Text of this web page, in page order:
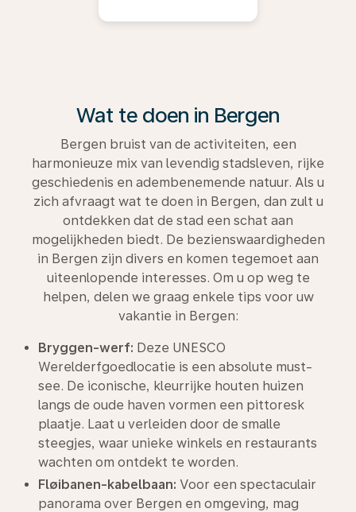
Wat te doen in Bergen
Bergen bruist van de activiteiten, een
harmonieuze mix van levendig stadsleven, rijke
geschiedenis en adembenemende natuur. Als u
zich afvraagt wat te doen in Bergen, dan zult u
ontdekken dat de stad een schat aan
mogelijkheden biedt. De bezienswaardigheden
in Bergen zijn divers en komen tegemoet aan
uiteenlopende interesses. Om u op weg te
helpen, delen we graag enkele tips voor uw
vakantie in Bergen:
Bryggen-werf: Deze UNESCO
Werelderfgoedlocatie is een absolute must-
see. De iconische, kleurrijke houten huizen
langs de oude haven vormen een pittoresk
plaatje. Laat u verleiden door de smalle
steegjes, waar unieke winkels en restaurants
wachten om ontdekt te worden.
Fløibanen-kabelbaan: Voor een spectaculair
panorama over Bergen en omgeving, mag